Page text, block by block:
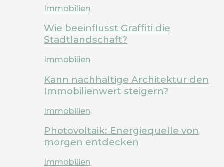
Immobilien
Wie beeinflusst Graffiti die
Stadtlandschaft?
Immobilien
Kann nachhaltige Architektur den
Immobilienwert steigern?
Immobilien
Photovoltaik: Energiequelle von
morgen entdecken
Immobilien